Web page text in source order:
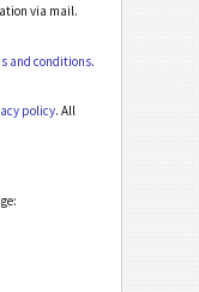
via mail.
and conditions.
policy. All